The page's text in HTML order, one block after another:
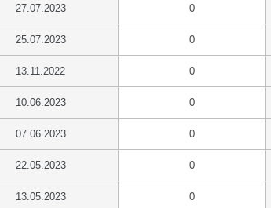
27.07.2023 0
25.07.2023 0
13.11.2022 0
10.06.2023 0
07.06.2023 0
22.05.2023 0
13.05.2023 0